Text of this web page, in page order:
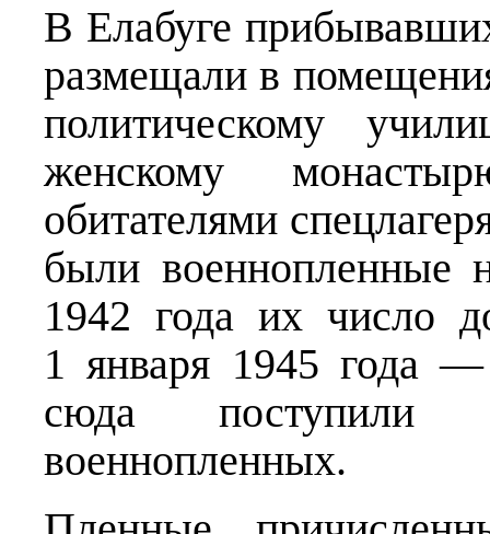
В Елабуге
размещали в
политическому
женскому
обитателями
были
1942 года их число
1 января 1945 года
сюда поступили
военнопленных.